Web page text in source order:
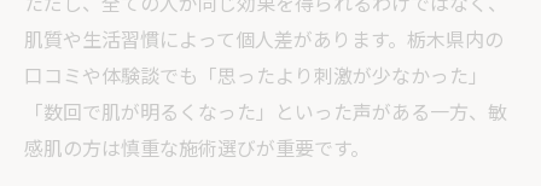
肌質や生活習慣によって個人差があります。栃木県内の
口コミや体験談でも「思ったより刺激が少なかった」
「数回で肌が明るくなった」といった声がある一方、敏
感肌の方は慎重な施術選びが重要です。